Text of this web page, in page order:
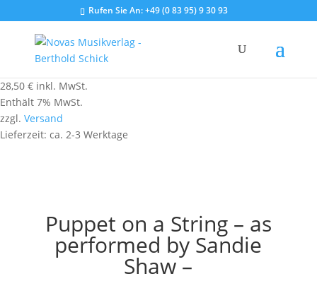
Rufen Sie An:+49 (0 83 95) 9 30 93
28,50 € inkl. MwSt.
Enthält 7% MwSt.
zzgl. Versand
Lieferzeit: ca. 2-3 Werktage
Puppet on a String – as
performed by Sandie
Shaw –